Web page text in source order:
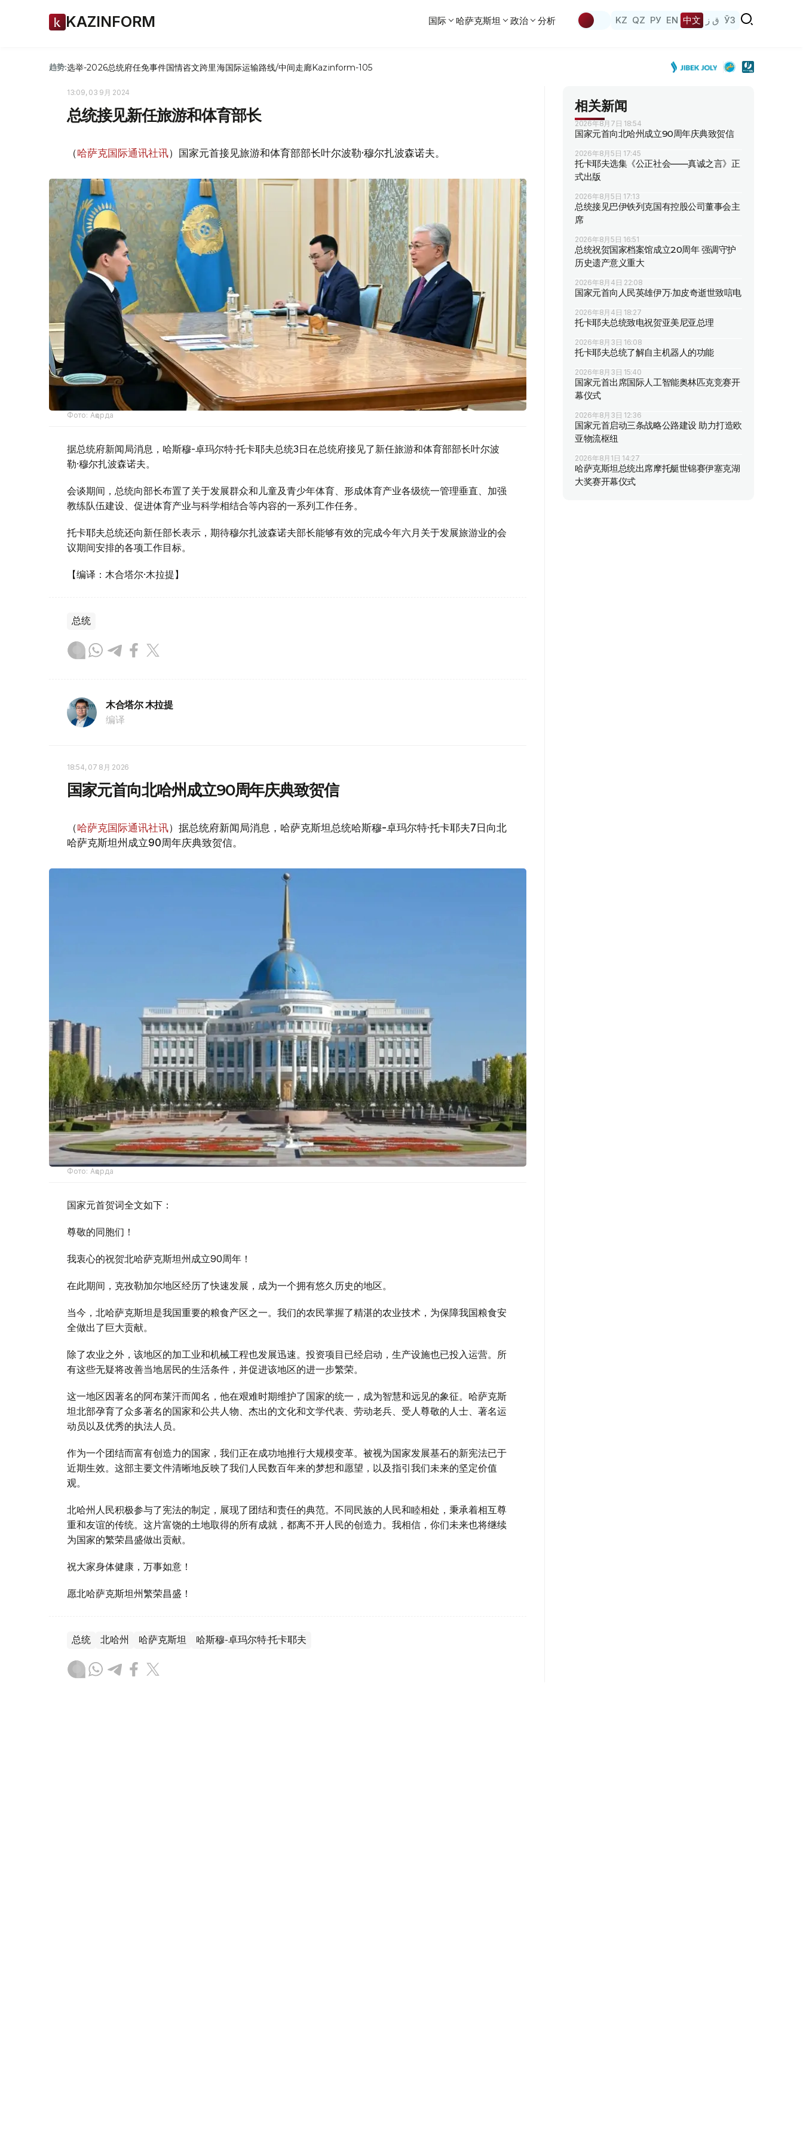
KAZINFORM 国际 哈萨克斯坦 政治 分析 KZ QZ РУ EN 中文 ق ز ЎЗ
趋势:选举-2026总统府任免事件国情咨文跨里海国际运输路线/中间走廊Kazinform-105
13:09, 03 9月 2024
总统接见新任旅游和体育部长
（哈萨克国际通讯社讯）国家元首接见旅游和体育部部长叶尔波勒·穆尔扎波森诺夫。
Фото: Ақорда
据总统府新闻局消息，哈斯穆-卓玛尔特·托卡耶夫总统3日在总统府接见了新任旅游和体育部部长叶尔波
勒·穆尔扎波森诺夫。
会谈期间，总统向部长布置了关于发展群众和儿童及青少年体育、形成体育产业各级统一管理垂直、加强
教练队伍建设、促进体育产业与科学相结合等内容的一系列工作任务。
托卡耶夫总统还向新任部长表示，期待穆尔扎波森诺夫部长能够有效的完成今年六月关于发展旅游业的会
议期间安排的各项工作目标。
【编译：木合塔尔·木拉提】
总统
木合塔尔 木拉提
编译
18:54, 07 8月 2026
国家元首向北哈州成立90周年庆典致贺信
（哈萨克国际通讯社讯）据总统府新闻局消息，哈萨克斯坦总统哈斯穆-卓玛尔特·托卡耶夫7日向北
哈萨克斯坦州成立90周年庆典致贺信。
Фото: Ақорда
国家元首贺词全文如下：
尊敬的同胞们！
我衷心的祝贺北哈萨克斯坦州成立90周年！
在此期间，克孜勒加尔地区经历了快速发展，成为一个拥有悠久历史的地区。
当今，北哈萨克斯坦是我国重要的粮食产区之一。我们的农民掌握了精湛的农业技术，为保障我国粮食安
全做出了巨大贡献。
除了农业之外，该地区的加工业和机械工程也发展迅速。投资项目已经启动，生产设施也已投入运营。所
有这些无疑将改善当地居民的生活条件，并促进该地区的进一步繁荣。
这一地区因著名的阿布莱汗而闻名，他在艰难时期维护了国家的统一，成为智慧和远见的象征。哈萨克斯
坦北部孕育了众多著名的国家和公共人物、杰出的文化和文学代表、劳动老兵、受人尊敬的人士、著名运
动员以及优秀的执法人员。
作为一个团结而富有创造力的国家，我们正在成功地推行大规模变革。被视为国家发展基石的新宪法已于
近期生效。这部主要文件清晰地反映了我们人民数百年来的梦想和愿望，以及指引我们未来的坚定价值
观。
北哈州人民积极参与了宪法的制定，展现了团结和责任的典范。不同民族的人民和睦相处，秉承着相互尊
重和友谊的传统。这片富饶的土地取得的所有成就，都离不开人民的创造力。我相信，你们未来也将继续
为国家的繁荣昌盛做出贡献。
祝大家身体健康，万事如意！
愿北哈萨克斯坦州繁荣昌盛！
总统 北哈州 哈萨克斯坦 哈斯穆-卓玛尔特·托卡耶夫
相关新闻
2026年8月7日 18:54
国家元首向北哈州成立90周年庆典致贺信
2026年8月5日 17:45
托卡耶夫选集《公正社会——真诚之言》正
式出版
2026年8月5日 17:13
总统接见巴伊铁列克国有控股公司董事会主
席
2026年8月5日 16:51
总统祝贺国家档案馆成立20周年 强调守护
历史遗产意义重大
2026年8月4日 22:08
国家元首向人民英雄伊万·加皮奇逝世致唁电
2026年8月4日 18:27
托卡耶夫总统致电祝贺亚美尼亚总理
2026年8月3日 16:08
托卡耶夫总统了解自主机器人的功能
2026年8月3日 15:40
国家元首出席国际人工智能奥林匹克竞赛开
幕仪式
2026年8月3日 12:36
国家元首启动三条战略公路建设 助力打造欧
亚物流枢纽
2026年8月1日 14:27
哈萨克斯坦总统出席摩托艇世锦赛伊塞克湖
大奖赛开幕仪式